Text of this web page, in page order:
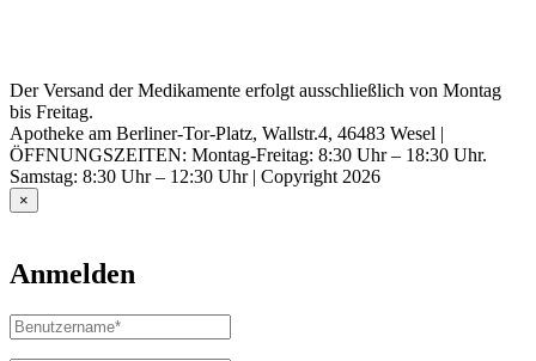
Der Versand der Medikamente erfolgt ausschließlich von Montag
bis Freitag.
Apotheke am Berliner-Tor-Platz, Wallstr.4, 46483 Wesel |
ÖFFNUNGSZEITEN: Montag-Freitag: 8:30 Uhr – 18:30 Uhr.
Samstag: 8:30 Uhr – 12:30 Uhr | Copyright 2026
×
Anmelden
Benutzername
oder